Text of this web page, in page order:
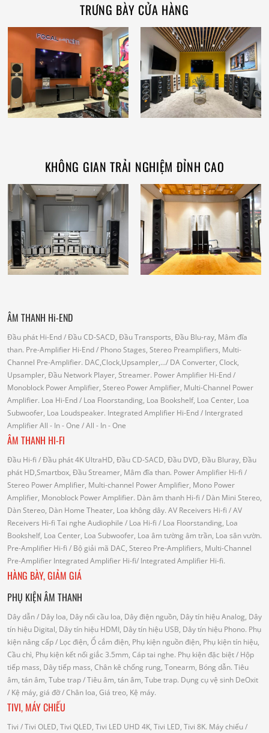
TRƯNG BÀY CỬA HÀNG
KHÔNG GIAN TRẢI NGHIỆM ĐỈNH CAO
ÂM THANH Hi-END
Đầu phát Hi-End/ Đầu CD-SACD, Đầu Transports, Đầu Blu-ray, Mâm đĩa
than. Pre-Amplifier Hi-End/ Phono Stages, Stereo Preamplifiers, Multi-
Channel Pre-Amplifier. DAC,Clock,Upsampler,.../ DA Converter, Clock,
Upsampler, Đầu Network Player, Streamer. Power Amplifier Hi-End/
Monoblock Power Amplifier, Stereo Power Amplifier, Multi-Channel Power
Amplifier. Loa Hi-End/ Loa Floorstanding, Loa Bookshelf, Loa Center, Loa
Subwoofer, Loa Loudspeaker. Integrated Amplifier Hi-End/ Intergrated
AmplifierAll - In - One / All - In - One
ÂM THANH HI-FI
Đầu Hi-fi / Đầu phát 4K UltraHD, Đầu CD-SACD, Đầu DVD, Đầu Bluray, Đầu
phát HD,Smartbox, Đầu Streamer, Mâm đĩa than. Power Amplifier Hi-fi /
Stereo Power Amplifier, Multi-channel Power Amplifier, Mono Power
Amplifier, Monoblock Power Amplifier. Dàn âm thanh Hi-fi / Dàn Mini Stereo,
Dàn Stereo, Dàn Home Theater, Loa không dây. AV Receivers Hi-fi / AV
Receivers Hi-fi Tai nghe Audiophile / Loa Hi-fi / Loa Floorstanding, Loa
Bookshelf, Loa Center, Loa Subwoofer, Loa âm tường âm trần, Loa sân vườn.
Pre-Amplifier Hi-fi / Bộ giải mã DAC, Stereo Pre-Amplifiers, Multi-Channel
Pre-Amplifier Integrated Amplifier Hi-fi/ Integrated Amplifier Hi-fi.
HÀNG BÀY, GIẢM GIÁ
PHỤ KIỆN ÂM THANH
Dây dẫn/ Dây loa, Dây nối cầu loa, Dây điện nguồn, Dây tín hiệu Analog, Dây
tín hiệu Digital, Dây tín hiệu HDMI, Dây tín hiệu USB, Dây tín hiệu Phono. Phụ
kiện nâng cấp/ Lọc điện, Ổ cắm điện, Phụ kiện nguồn điện, Phụ kiện tín hiệu,
Cầu chì, Phụ kiện kết nối giắc 3.5mm, Cáp tai nghe. Phụ kiện đặc biệt/ Hộp
tiếp mass, Dây tiếp mass, Chân kê chống rung, Tonearm, Bóng dẫn. Tiêu
âm, tán âm, Tube trap/ Tiêu âm, tán âm, Tube trap. Dụng cụ vệ sinh DeOxit
/ Kệ máy, giá đỡ/ Chân loa, Giá treo, Kệ máy.
TIVI, MÁY CHIẾU
Tivi / Tivi OLED, Tivi QLED, Tivi LED UHD 4K, Tivi LED, Tivi 8K. Máy chiếu/